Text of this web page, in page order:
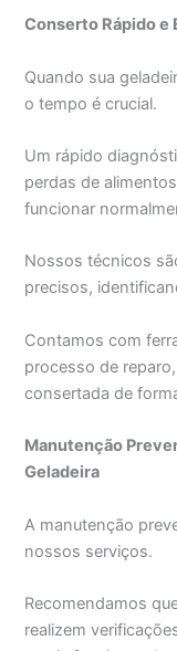
Conserto Rápido
Quando sua
o tempo é crucial.
Um rápido
perdas de
funcionar
Nossos técnicos
precisos,
Contamos com
processo de
consertada de
Manutenção
Geladeira
A manutenção
nossos serviços.
Recomendamos
realizem